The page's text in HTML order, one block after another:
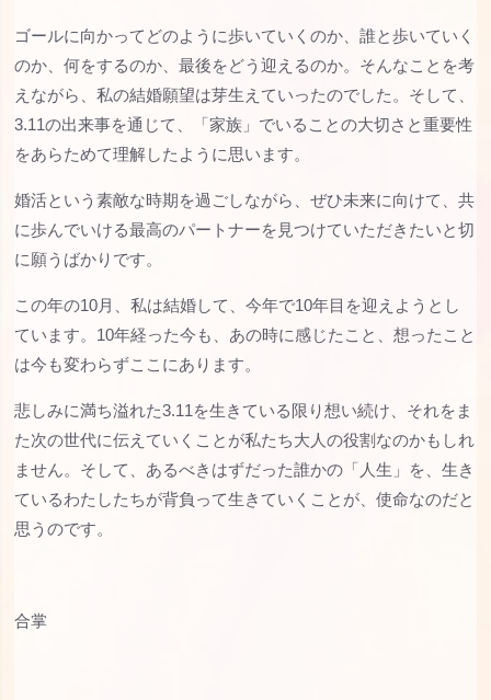
ゴールに向かってどのように歩いていくのか、誰と歩いていく
のか、何をするのか、最後をどう迎えるのか。そんなことを考
えながら、私の結婚願望は芽生えていったのでした。そして、
3.11の出来事を通じて、「家族」でいることの大切さと重要性
をあらためて理解したように思います。
婚活という素敵な時期を過ごしながら、ぜひ未来に向けて、共
に歩んでいける最高のパートナーを見つけていただきたいと切
に願うばかりです。
この年の10月、私は結婚して、今年で10年目を迎えようとし
ています。10年経った今も、あの時に感じたこと、想ったこと
は今も変わらずここにあります。
悲しみに満ち溢れた3.11を生きている限り想い続け、それをま
た次の世代に伝えていくことが私たち大人の役割なのかもしれ
ません。そして、あるべきはずだった誰かの「人生」を、生き
ているわたしたちが背負って生きていくことが、使命なのだと
思うのです。
合掌